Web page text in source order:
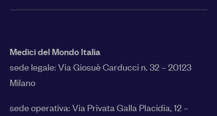
Medici del Mondo Italia
sede legale: Via Giosuè Carducci n. 32 – 20123
Milano
sede operativa: Via Privata Galla Placidia, 12 –